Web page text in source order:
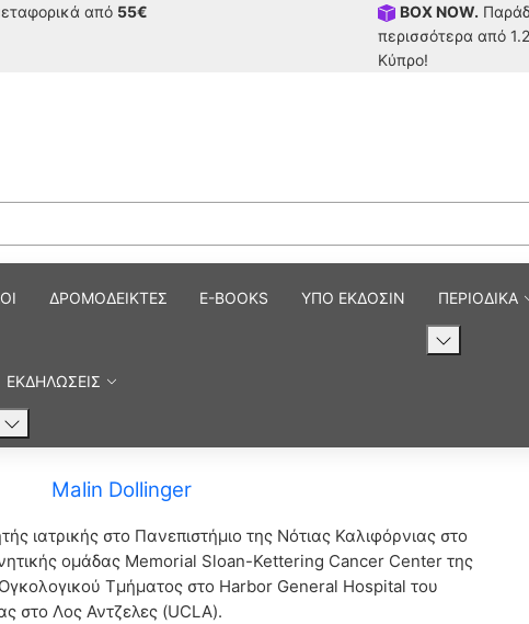
από 55€ BOX NOW.
περισσότερα από
Κύπρο!
ΔΡΟΜΟΔΕΙΚΤΕΣ E-BOOKS ΥΠΟ ΕΚΔΟΣΙΝ ΠΕΡΙΟΔΙΚΑ
ΕΚΔΗΛΩΣΕΙΣ
Malin Dollinger
ιατρικής στο Πανεπιστήμιο της Νότιας Καλιφόρνιας στο
ομάδας Memorial Sloan-Kettering Cancer Center της
Τμήματος στο Harbor General Hospital του
στο Λος Αντζελες (UCLA).